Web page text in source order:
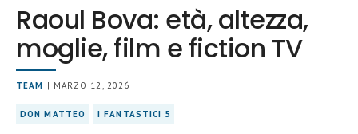
Raoul Bova: età, altezza,
moglie, film e fiction TV
TEAM | MARZO 12, 2026
DON MATTEO I FANTASTICI 5